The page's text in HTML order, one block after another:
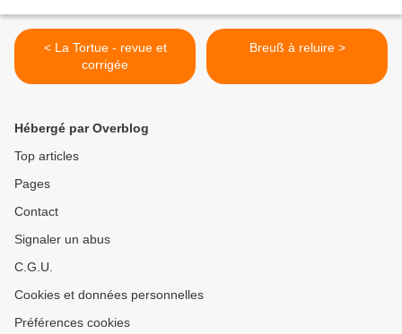
< La Tortue - revue et
corrigée
Breuß à reluire >
Hébergé par Overblog
Top articles
Pages
Contact
Signaler un abus
C.G.U.
Cookies et données personnelles
Préférences cookies